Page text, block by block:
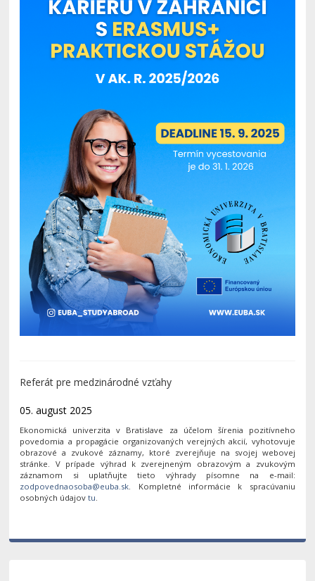
Referát pre medzinárodné vzťahy
05. august 2025
Ekonomická univerzita v Bratislave za účelom šírenia pozitívneho
povedomia a propagácie organizovaných verejných akcií, vyhotovuje
obrazové a zvukové záznamy, ktoré zverejňuje na svojej webovej
stránke. V prípade výhrad k zverejneným obrazovým a zvukovým
záznamom si uplatňujte tieto výhrady písomne na e-mail:
. Kompletné informácie k spracúvaniu
osobných údajovtu.